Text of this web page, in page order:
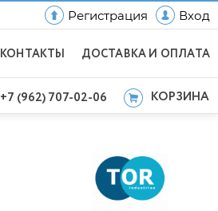
Регистрация Вход
КОНТАКТЫ ДОСТАВКА И ОПЛАТА
+7 (962) 707-02-06 КОРЗИНА